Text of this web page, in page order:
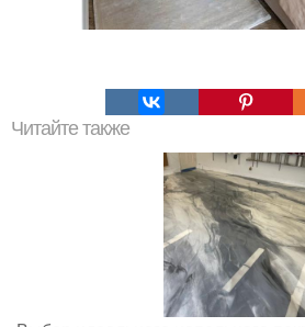
Читайте также